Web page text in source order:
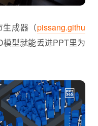
生成器（pissang.githu
型就能丢进PPT里为